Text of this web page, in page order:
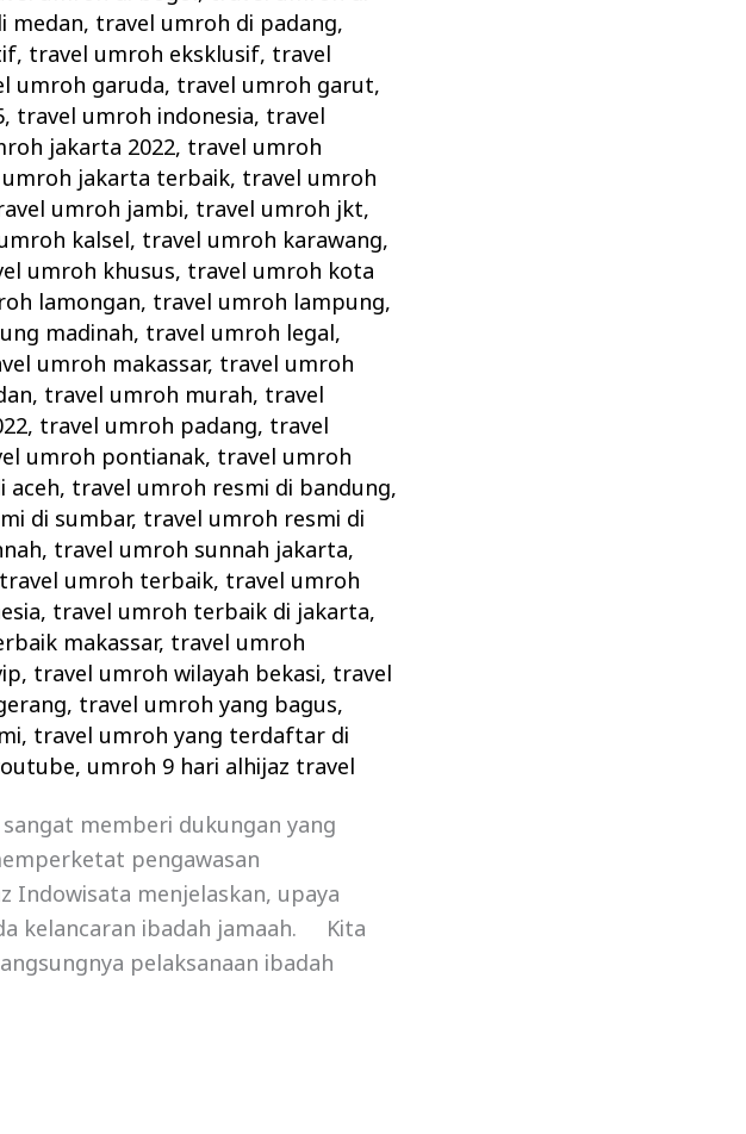
medan, travel umroh di padang,
, travel umroh eksklusif, travel
umroh garuda, travel umroh garut,
, travel umroh indonesia, travel
jakarta 2022, travel umroh
jakarta terbaik, travel umroh
umroh jambi, travel umroh jkt,
kalsel, travel umroh karawang,
umroh khusus, travel umroh kota
lamongan, travel umroh lampung,
madinah, travel umroh legal,
umroh makassar, travel umroh
, travel umroh murah, travel
, travel umroh padang, travel
umroh pontianak, travel umroh
aceh, travel umroh resmi di bandung,
di sumbar, travel umroh resmi di
, travel umroh sunnah jakarta,
travel umroh terbaik, travel umroh
, travel umroh terbaik di jakarta,
makassar, travel umroh
, travel umroh wilayah bekasi, travel
, travel umroh yang bagus,
, travel umroh yang terdaftar di
, umroh 9 hari alhijaz travel
memberi dukungan yang
pengawasan
Indowisata menjelaskan, upaya
kelancaran ibadah jamaah. Kita
pelaksanaan ibadah